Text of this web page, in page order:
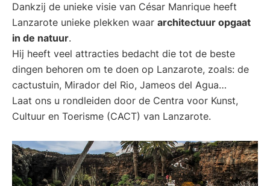
Dankzij de unieke visie van César Manrique heeft
Lanzarote unieke plekken waar architectuur opgaat
in de natuur.
Hij heeft veel attracties bedacht die tot de beste
dingen behoren om te doen op Lanzarote, zoals: de
cactustuin, Mirador del Rio, Jameos del Agua…
Laat ons u rondleiden door de Centra voor Kunst,
Cultuur en Toerisme (CACT) van Lanzarote.